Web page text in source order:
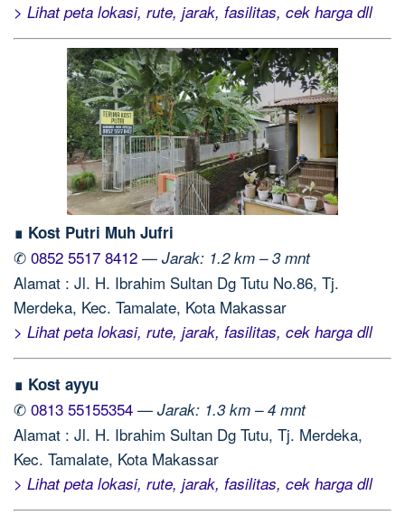
> Lihat peta lokasi, rute, jarak, fasilitas, cek harga dll
∎ Kost Putri Muh Jufri
✆ 0852 5517 8412 — Jarak: 1.2 km – 3 mnt
Alamat : Jl. H. Ibrahim Sultan Dg Tutu No.86, Tj.
Merdeka, Kec. Tamalate, Kota Makassar
> Lihat peta lokasi, rute, jarak, fasilitas, cek harga dll
∎ Kost ayyu
✆ 0813 55155354 — Jarak: 1.3 km – 4 mnt
Alamat : Jl. H. Ibrahim Sultan Dg Tutu, Tj. Merdeka,
Kec. Tamalate, Kota Makassar
> Lihat peta lokasi, rute, jarak, fasilitas, cek harga dll